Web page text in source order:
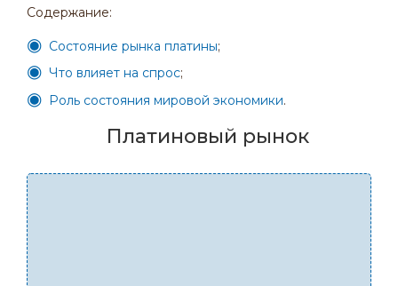
Содержание:
Состояние рынка платины;
Что влияет на спрос;
Роль состояния мировой экономики.
Платиновый рынок